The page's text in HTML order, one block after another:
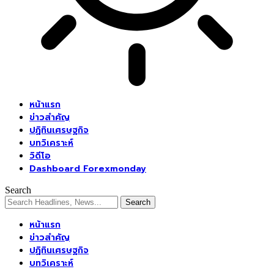
หน้าแรก
ข่าวสำคัญ
ปฏิทินเศรษฐกิจ
บทวิเคราะห์
วิดีโอ
Dashboard Forexmonday
Search
หน้าแรก
ข่าวสำคัญ
ปฏิทินเศรษฐกิจ
บทวิเคราะห์